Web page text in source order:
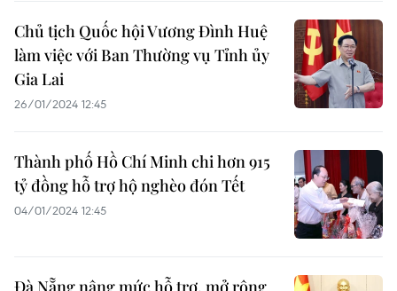
Chủ tịch Quốc hội Vương Đình Huệ
làm việc với Ban Thường vụ Tỉnh ủy
Gia Lai
26/01/2024 12:45
Thành phố Hồ Chí Minh chi hơn 915
tỷ đồng hỗ trợ hộ nghèo đón Tết
04/01/2024 12:45
Đà Nẵng nâng mức hỗ trợ, mở rộng